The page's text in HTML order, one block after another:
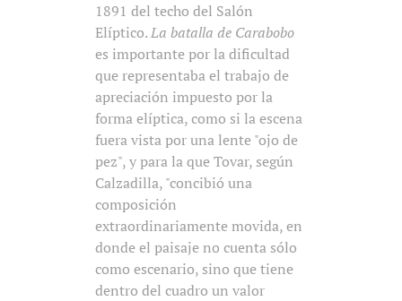
1891 del techo del Salón
Elíptico.La batalla de Carabobo
es importante por la dificultad
que representaba el trabajo de
apreciación impuesto por la
forma elíptica, como si la escena
fuera vista por una lente "ojo de
pez", y para la que Tovar, según
Calzadilla, "concibió una
composición
extraordinariamente movida, en
donde el paisaje no cuenta sólo
como escenario, sino que tiene
dentro del cuadro un valor